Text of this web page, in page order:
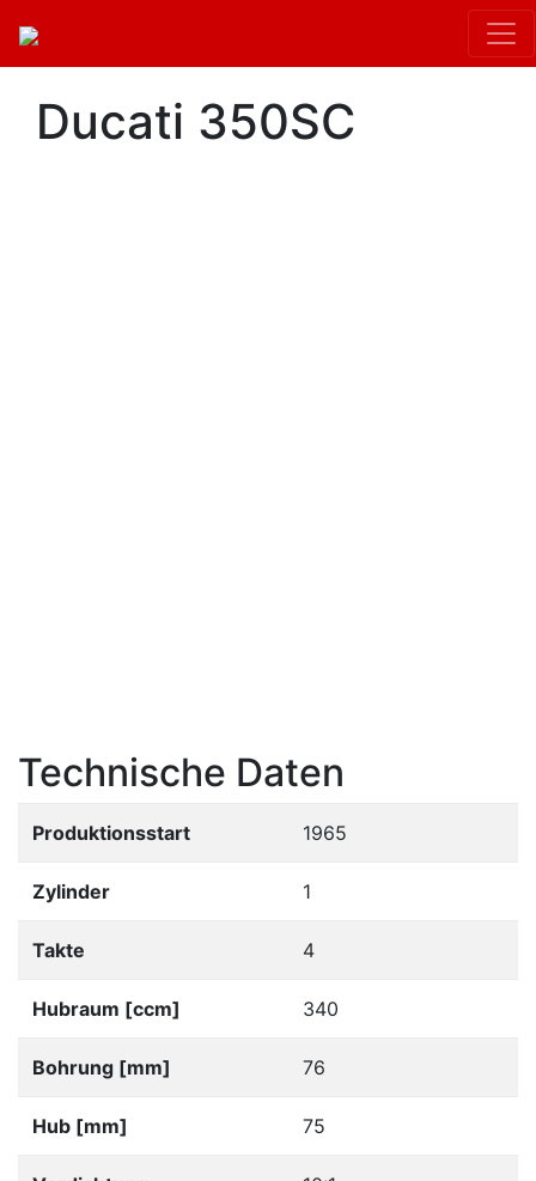
Ducati 350SC
Technische Daten
Produktionsstart 1965
Zylinder 1
Takte 4
Hubraum [ccm] 340
Bohrung [mm] 76
Hub [mm] 75